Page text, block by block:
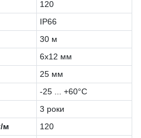
120
IP66
30 м
6х12 мм
25 мм
-25 ... +60°С
3 роки
м
120